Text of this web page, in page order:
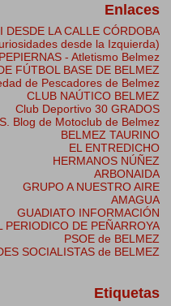
Enlaces
DESDE LA CALLE CÓRDOBA
desde la Izquierda)
- Atletismo Belmez
FÚTBOL BASE DE BELMEZ
de Pescadores de Belmez
CLUB NAÚTICO BELMEZ
Club Deportivo 30 GRADOS
Blog de Motoclub de Belmez
BELMEZ TAURINO
EL ENTREDICHO
HERMANOS NÚÑEZ
ARBONAIDA
GRUPO A NUESTRO AIRE
AMAGUA
GUADIATO INFORMACIÓN
PERIODICO DE PEÑARROYA
PSOE de BELMEZ
SOCIALISTAS de BELMEZ
Etiquetas